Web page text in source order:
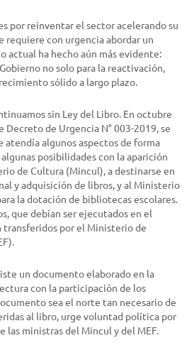
por reinventar el sector acelerando su
requiere con urgencia abordar un
actual ha hecho aún más evidente:
no solo para la reactivación,
sólido a largo plazo.
sin Ley del Libro. En octubre
Decreto de Urgencia N° 003-2019, se
atendía algunos aspectos de forma
posibilidades con la aparición
de Cultura (Mincul), a destinarse en
y adquisición de libros, y al Ministerio
la dotación de bibliotecas escolares.
que debían ser ejecutados en el
transferidos por el Ministerio de
un documento elaborado en la
con la participación de los
sea el norte tan necesario de
al libro, urge voluntad política por
las ministras del Mincul y del MEF.